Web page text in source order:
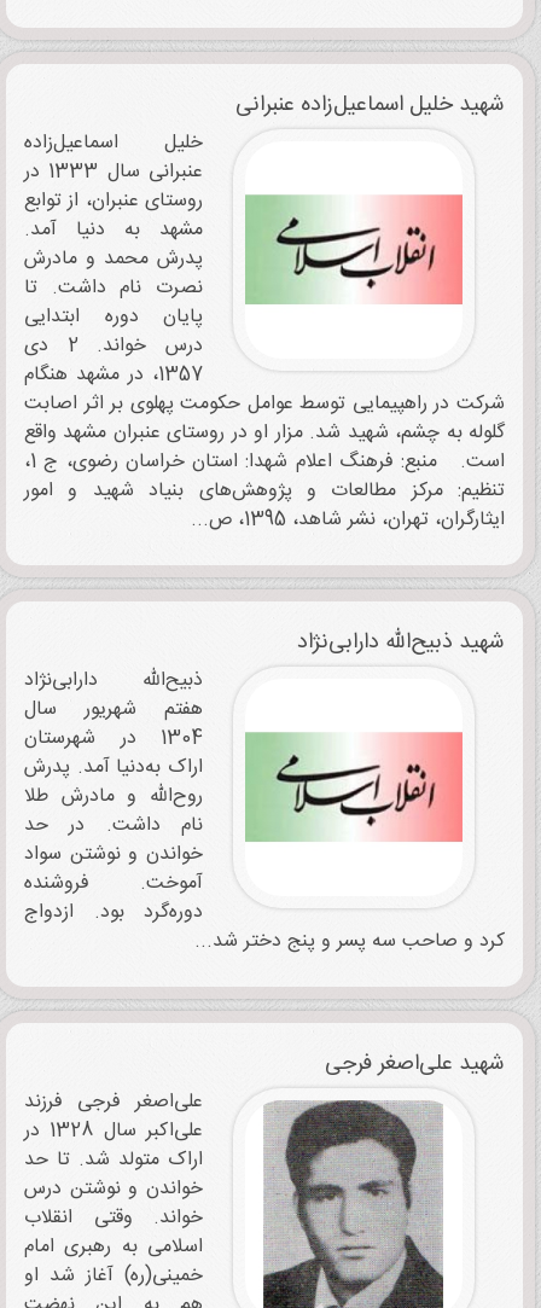
شهید خلیل اسماعیل‌زاده عنبرانی
خلیل اسماعیل‌زاده
عنبرانی سال 1333 در
روستای عنبران، از توابع
مشهد به دنیا آمد.
پدرش محمد و مادرش
نصرت نام داشت. تا
پایان دوره ابتدایی
درس خواند. 2 دی
1357، در مشهد هنگام
شرکت در راهپیمایی توسط عوامل حکومت پهلوی بر اثر اصابت
گلوله به چشم، شهید شد. مزار او در روستای عنبران مشهد واقع
است. منبع: فرهنگ اعلام شهدا: استان خراسان رضوی، ج 1،
تنظیم: مرکز مطالعات و پژوهش‌های بنیاد شهید و امور
ایثارگران، تهران، نشر شاهد، 1395، ص...
شهید ذبیح‌الله دارابی‌نژاد
ذبیح‌الله دارابی‌نژاد
هفتم شهریور سال
1304 در شهرستان
اراک به‌دنیا آمد. پدرش
روح‌الله و مادرش طلا
نام داشت. در حد
خواندن و نوشتن سواد
آموخت. فروشنده
دوره‌گرد بود. ازدواج
کرد و صاحب سه پسر و پنج دختر شد...
شهید علی‌اصغر فرجی
علی‌اصغر فرجی فرزند
علی‌اکبر سال 1328 در
اراک متولد شد. تا حد
خواندن و نوشتن درس
خواند. وقتی انقلاب
اسلامی به رهبری امام
خمینی(ره) آغاز شد او